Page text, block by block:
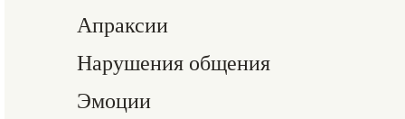
Апраксии
Нарушения общения
Эмоции